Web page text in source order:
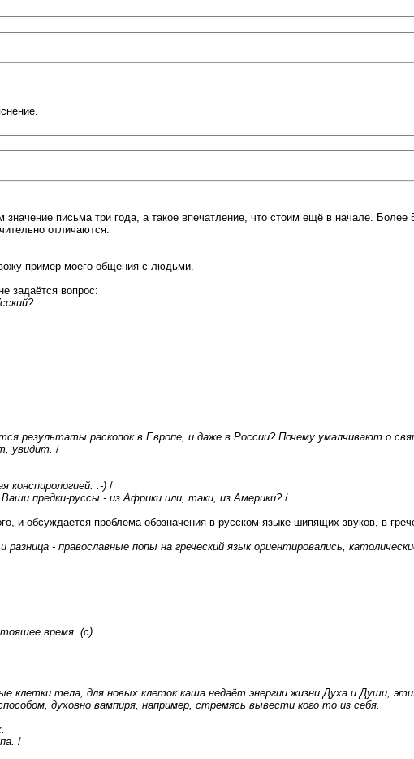
письма три года, а такое впечатление, что стоим ещё в начале.
отличаются.
пример моего общения с людьми.
задаётся вопрос:
раскопок в Европе, и даже в России? Почему умалчивают о
увидит. /
конспирологией. :-) /
предки-руссы - из Африки или, таки, из Америки? /
и обсуждается проблема обозначения в русском языке шипящих звуков, в
- православные попы на греческий язык ориентировались,
время. (с)
тела, для новых клеток каша недаёт энергии жизни Духа и Души,
духовно вампиря, например, стремясь вывести кого то из себя.
/